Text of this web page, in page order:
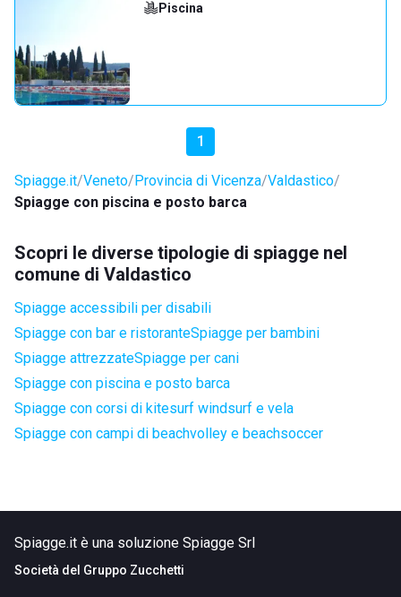
Piscina
1
Spiagge.it Veneto Provincia di Vicenza Valdastico
Spiagge con piscina e posto barca
Scopri le diverse tipologie di spiagge nel
comune di Valdastico
Spiagge accessibili per disabili
Spiagge con bar e ristoranteSpiagge per bambini
Spiagge attrezzateSpiagge per cani
Spiagge con piscina e posto barca
Spiagge con corsi di kitesurf windsurf e vela
Spiagge con campi di beachvolley e beachsoccer
Spiagge.it è una soluzione Spiagge Srl
Società del Gruppo Zucchetti